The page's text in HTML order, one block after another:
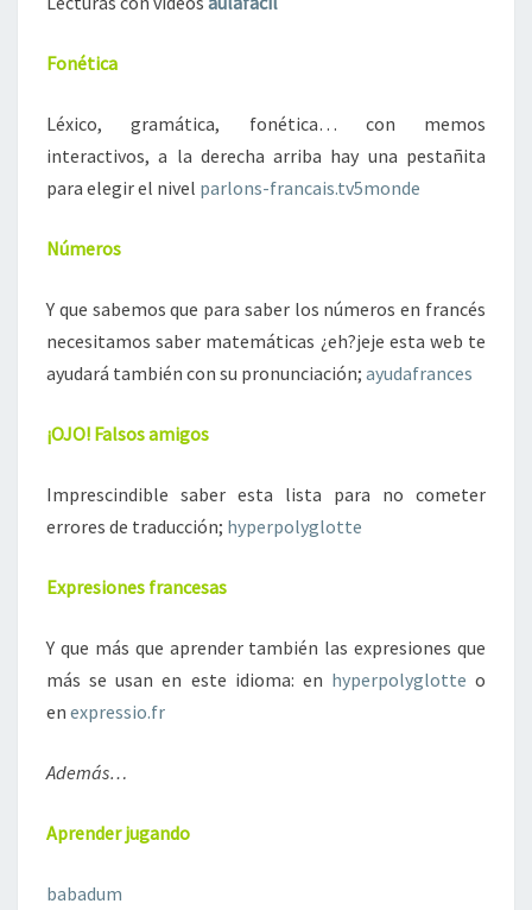
Fonética
Léxico, gramática, fonética… con memos
interactivos, a la derecha arriba hay una pestañita
para elegir el nivel parlons-francais.tv5monde
Números
Y que sabemos que para saber los números en francés
necesitamos saber matemáticas ¿eh?jeje esta web te
ayudará también con su pronunciación; ayudafrances
¡OJO! Falsos amigos
Imprescindible saber esta lista para no cometer
errores de traducción; hyperpolyglotte
Expresiones francesas
Y que más que aprender también las expresiones que
más se usan en este idioma: en hyperpolyglotte o
en expressio.fr
Además…
Aprender jugando
babadum